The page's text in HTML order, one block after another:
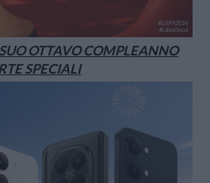
OTTAVO COMPLEANNO
SPECIALI